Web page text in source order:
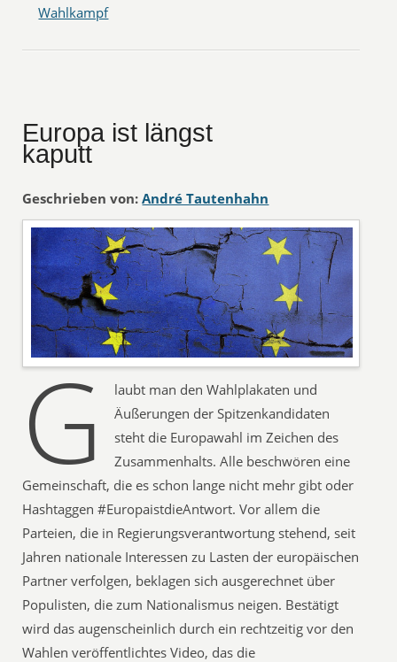
Wahlkampf
Europa ist längst
kaputt
Geschrieben von: André Tautenhahn
G
laubt man den Wahlplakaten und
Äußerungen der Spitzenkandidaten
steht die Europawahl im Zeichen des
Zusammenhalts. Alle beschwören eine
Gemeinschaft, die es schon lange nicht mehr gibt oder
Hashtaggen #EuropaistdieAntwort. Vor allem die
Parteien, die in Regierungsverantwortung stehend, seit
Jahren nationale Interessen zu Lasten der europäischen
Partner verfolgen, beklagen sich ausgerechnet über
Populisten, die zum Nationalismus neigen. Bestätigt
wird das augenscheinlich durch ein rechtzeitig vor den
Wahlen veröffentlichtes Video, das die